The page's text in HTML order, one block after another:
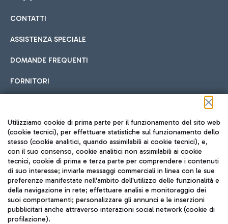
Cucina Internazionale
Fast Food
Hotel in aeroporto
Scegli l'alloggio più adatto e approfitta della vicinanza
all'aeroporto.
Car sharing
Con il Car Sharing è ancora più facile spostarsi
Treno
Raggiungi velocemente l'aeroporto di Fiumicino da Roma
tramite i servizi ferroviari Trenitalia.
CONTATTI
ASSISTENZA SPECIALE
DOMANDE FREQUENTI
FORNITORI
Seguici sui social
TRAVEL JOURNAL
ITA
Utilizziamo cookie di prima parte per il funzionamento del sito web
(cookie tecnici), per effettuare statistiche sul funzionamento dello
stesso (cookie analitici, quando assimilabili ai cookie tecnici), e,
con il suo consenso, cookie analitici non assimilabili ai cookie
tecnici, cookie di prima e terza parte per comprendere i contenuti
di suo interesse; inviarle messaggi commerciali in linea con le sue
preferenze manifestate nell'ambito dell'utilizzo delle funzionalità e
della navigazione in rete; effettuare analisi e monitoraggio dei
suoi comportamenti; personalizzare gli annunci e le inserzioni
pubblicitari anche attraverso interazioni social network (cookie di
profilazione).